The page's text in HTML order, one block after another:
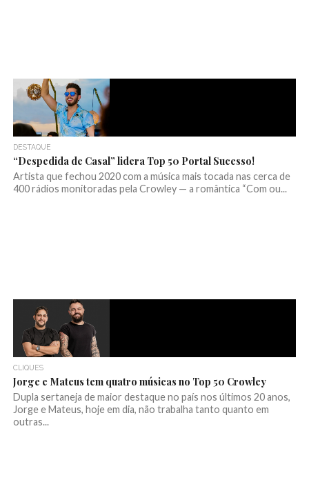
DESTAQUE
“Despedida de Casal” lidera Top 50 Portal Sucesso!
Artista que fechou 2020 com a música mais tocada nas cerca de
400 rádios monitoradas pela Crowley — a romântica “Com ou...
CLIQUES
Jorge e Mateus tem quatro músicas no Top 50 Crowley
Dupla sertaneja de maior destaque no país nos últimos 20 anos,
Jorge e Mateus, hoje em dia, não trabalha tanto quanto em
outras...